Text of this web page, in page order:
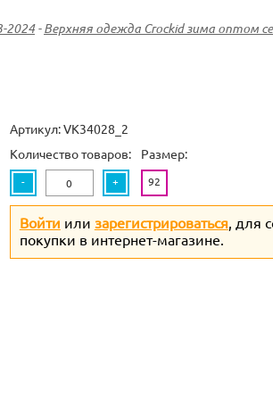
2024 - Верхняя одежда Crockid зима оптом
Артикул:VK34028_2
Количество товаров:
- +
Размер:
92
Войти или зарегистрироваться, для
покупки в интернет-магазине.